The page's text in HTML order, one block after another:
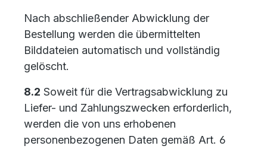
Nach abschließender Abwicklung der
Bestellung werden die übermittelten
Bilddateien automatisch und vollständig
gelöscht.
8.2 Soweit für die Vertragsabwicklung zu
Liefer- und Zahlungszwecken erforderlich,
werden die von uns erhobenen
personenbezogenen Daten gemäß Art. 6